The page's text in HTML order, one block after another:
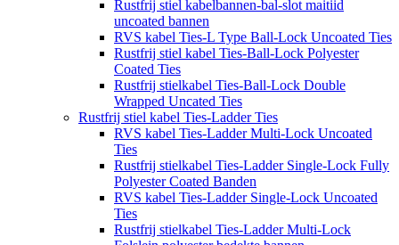
Rustfrij stiel kabelbannen-bal-slot maitiid
uncoated bannen
RVS kabel Ties-L Type Ball-Lock Uncoated Ties
Rustfrij stiel kabel Ties-Ball-Lock Polyester
Coated Ties
Rustfrij stielkabel Ties-Ball-Lock Double
Wrapped Uncated Ties
Rustfrij stiel kabel Ties-Ladder Ties
RVS kabel Ties-Ladder Multi-Lock Uncoated
Ties
Rustfrij stielkabel Ties-Ladder Single-Lock Fully
Polyester Coated Banden
RVS kabel Ties-Ladder Single-Lock Uncoated
Ties
Rustfrij stielkabel Ties-Ladder Multi-Lock